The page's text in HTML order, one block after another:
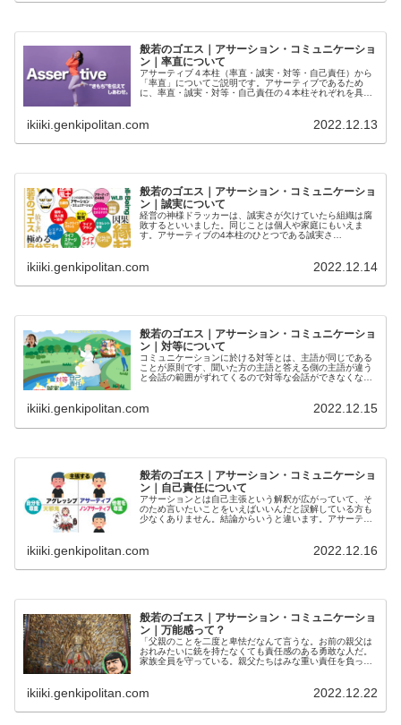
般若のゴエス｜アサーション・コミュニケーショ
ン｜率直について
アサーティブ４本柱（率直・誠実・対等・自己責任）から
「率直」についてご説明です。アサーティブであるため
に、率直・誠実・対等・自己責任の４本柱それぞれを具体
ikiiki.genkipolitan.com 2022.12.13
般若のゴエス｜アサーション・コミュニケーショ
ン｜誠実について
経営の神様ドラッカーは、誠実さが欠けていたら組織は腐
敗するといいました。同じことは個人や家庭にもいえま
す。アサーティブの4本柱のひとつである誠実さ
とします。聞こえないことも聞こうとします。
ikiiki.genkipolitan.com 2022.12.14
般若のゴエス｜アサーション・コミュニケーショ
ン｜対等について
コミュニケーションに於ける対等とは、主語が同じである
ことが原則です、聞いた方の主語と答える側の主語が違う
と会話の範囲がずれてくるので対等な会話ができなくなり
ワハラと誤解されます。
ikiiki.genkipolitan.com 2022.12.15
般若のゴエス｜アサーション・コミュニケーショ
ン｜自己責任について
アサーションとは自己主張という解釈が広がっていて、そ
のため言いたいことをいえばいいんだと誤解している方も
少なくありません。結論からいうと違います。アサーティ
自己責任とは良識であり自由なのです。
ikiiki.genkipolitan.com 2022.12.16
般若のゴエス｜アサーション・コミュニケーショ
ン｜万能感って？
「父親のことを二度と卑怯だなんて言うな。お前の親父は
おれみたいに銃を持たなくても責任感のある勇敢な人だ。
家族全員を守っている。親父たちはみな重い責任を負って
な勇気はない。毎日畑でラバのように汗を流して働くこと
こそ本物の勇気だ。」万能感を捨てて無力感を受け入れ
る。ブロンソンはそう言いました。
ikiiki.genkipolitan.com 2022.12.22